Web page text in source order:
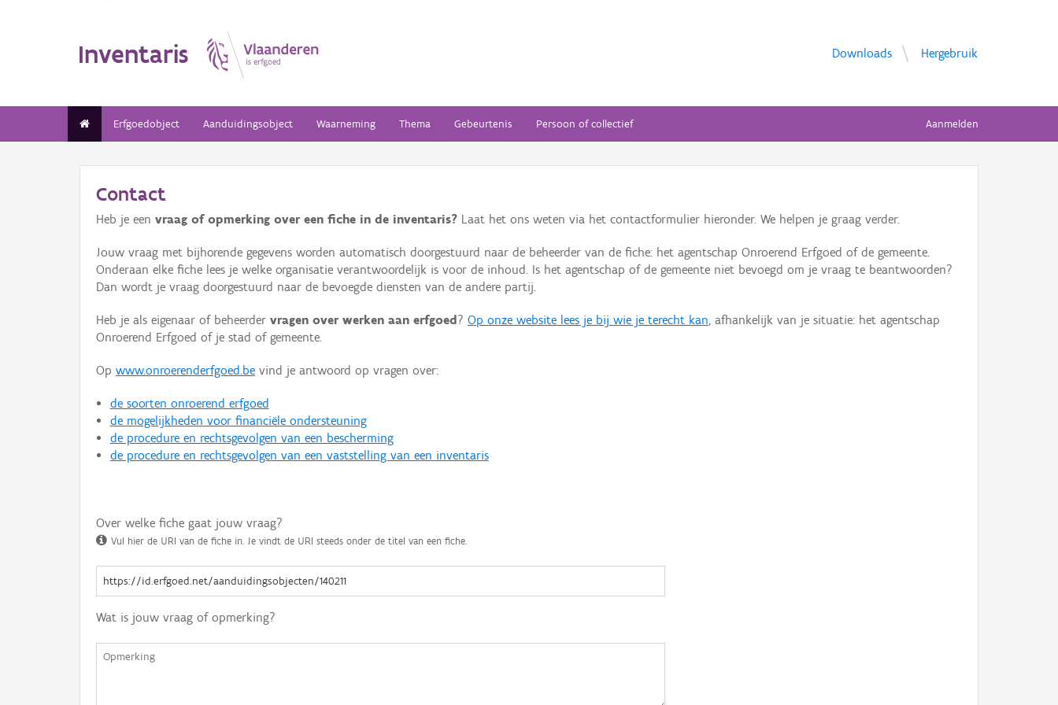
Inventaris Downloads Hergebruik
Erfgoedobject Aanduidingsobject Waarneming Thema Gebeurtenis Persoon of collectief Aanmelden
Contact
Heb je een vraag of opmerking over een fiche in de inventaris? Laat het ons weten via het contactformulier hieronder. We helpen je graag verder.
Jouw vraag met bijhorende gegevens worden automatisch doorgestuurd naar de beheerder van de fiche: het agentschap Onroerend Erfgoed of de gemeente.
Onderaan elke fiche lees je welke organisatie verantwoordelijk is voor de inhoud. Is het agentschap of de gemeente niet bevoegd om je vraag te beantwoorden?
Dan wordt je vraag doorgestuurd naar de bevoegde diensten van de andere partij.
Heb je als eigenaar of beheerder vragen over werken aan erfgoed ? Op onze website lees je bij wie je terecht kan, afhankelijk van je situatie: het agentschap
Onroerend Erfgoed of je stad of gemeente.
Op www.onroerenderfgoed.be vind je antwoord op vragen over:
de soorten onroerend erfgoed
de mogelijkheden voor financiële ondersteuning
de procedure en rechtsgevolgen van een bescherming
de procedure en rechtsgevolgen van een vaststelling van een inventaris
Over welke fiche gaat jouw vraag?
Vul hier de URI van de fiche in. Je vindt de URI steeds onder de titel van een fiche.
Wat is jouw vraag of opmerking?